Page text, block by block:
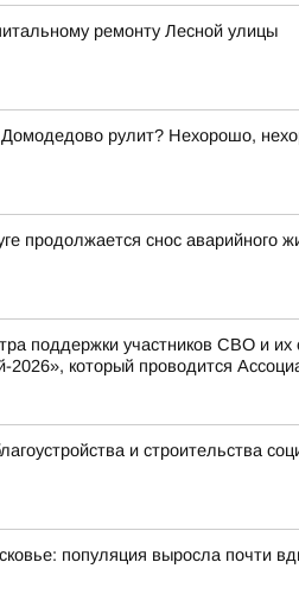
ремонту Лесной улицы
рулит? Нехорошо,
продолжается снос аварийного
поддержки участников СВО и их
2026», который проводится
и строительства
популяция выросла почти